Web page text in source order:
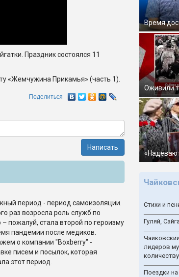
Праздник состоялся 11
«Жемчужина Прикамья» (часть 1).
Поделиться
Написать
период - период самоизоляции.
раз возросла роль служб по
– пожалуй, стала второй по героизму
пандемии после медиков.
о компании "Boxberry" -
писем и посылок, которая
этот период.
Время
Оживили
Стихи и
Гуляй,
лидеров
Поездки